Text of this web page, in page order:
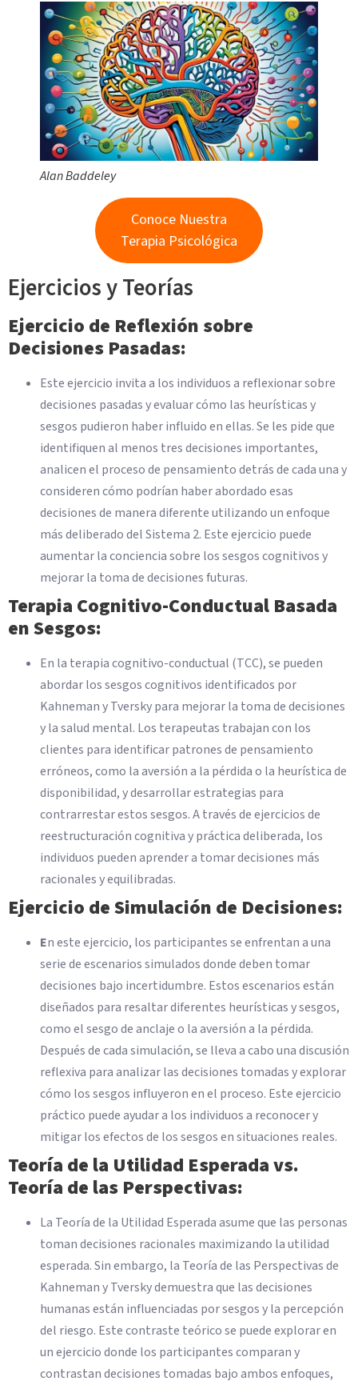
Alan Baddeley
Conoce Nuestra
Terapia Psicológica
Ejercicios y Teorías
Ejercicio de Reflexión sobre
Decisiones Pasadas:
Este ejercicio invita a los individuos a reflexionar sobre
decisiones pasadas y evaluar cómo las heurísticas y
sesgos pudieron haber influido en ellas. Se les pide que
identifiquen al menos tres decisiones importantes,
analicen el proceso de pensamiento detrás de cada una y
consideren cómo podrían haber abordado esas
decisiones de manera diferente utilizando un enfoque
más deliberado del Sistema 2. Este ejercicio puede
aumentar la conciencia sobre los sesgos cognitivos y
mejorar la toma de decisiones futuras.
Terapia Cognitivo-Conductual Basada
en Sesgos:
En la terapia cognitivo-conductual (TCC), se pueden
abordar los sesgos cognitivos identificados por
Kahneman y Tversky para mejorar la toma de decisiones
y la salud mental. Los terapeutas trabajan con los
clientes para identificar patrones de pensamiento
erróneos, como la aversión a la pérdida o la heurística de
disponibilidad, y desarrollar estrategias para
contrarrestar estos sesgos. A través de ejercicios de
reestructuración cognitiva y práctica deliberada, los
individuos pueden aprender a tomar decisiones más
racionales y equilibradas.
Ejercicio de Simulación de Decisiones:
En este ejercicio, los participantes se enfrentan a una
serie de escenarios simulados donde deben tomar
decisiones bajo incertidumbre. Estos escenarios están
diseñados para resaltar diferentes heurísticas y sesgos,
como el sesgo de anclaje o la aversión a la pérdida.
Después de cada simulación, se lleva a cabo una discusión
reflexiva para analizar las decisiones tomadas y explorar
cómo los sesgos influyeron en el proceso. Este ejercicio
práctico puede ayudar a los individuos a reconocer y
mitigar los efectos de los sesgos en situaciones reales.
Teoría de la Utilidad Esperada vs.
Teoría de las Perspectivas:
La Teoría de la Utilidad Esperada asume que las personas
toman decisiones racionales maximizando la utilidad
esperada. Sin embargo, la Teoría de las Perspectivas de
Kahneman y Tversky demuestra que las decisiones
humanas están influenciadas por sesgos y la percepción
del riesgo. Este contraste teórico se puede explorar en
un ejercicio donde los participantes comparan y
contrastan decisiones tomadas bajo ambos enfoques,